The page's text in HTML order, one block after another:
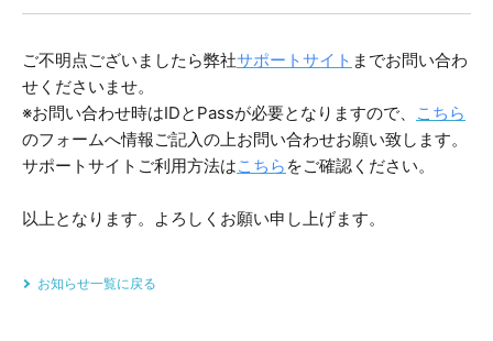
ご不明点ございましたら弊社サポートサイト までお問い合わ
せくださいませ。
※お問い合わせ時はIDとPassが必要となりますので、
こちら
のフォームへ情報ご記入の上お問い合わせお願い致します。
サポートサイトご利用方法はこちら をご確認ください。
以上となります。よろしくお願い申し上げます。
お知らせ一覧に戻る